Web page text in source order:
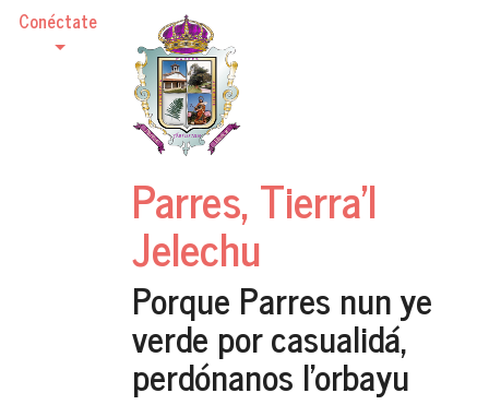
Conéctate
Parres, Tierra'l
Jelechu
Porque Parres nun ye
verde por casualidá,
perdónanos l'orbayu